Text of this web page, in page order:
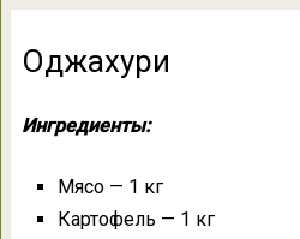
Оджахури
Ингредиенты:
Мясо — 1 кг
Картофель — 1 кг